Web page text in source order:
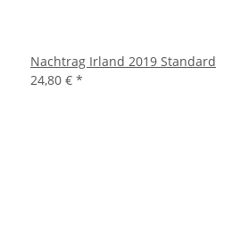
Nachtrag Irland 2019 Standard
24,80 € *